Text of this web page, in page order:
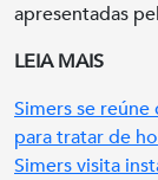
apresentadas
LEIA MAIS
Simers se
para tratar de
Simers visita